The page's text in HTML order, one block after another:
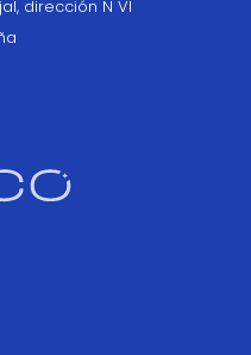
dirección N VI